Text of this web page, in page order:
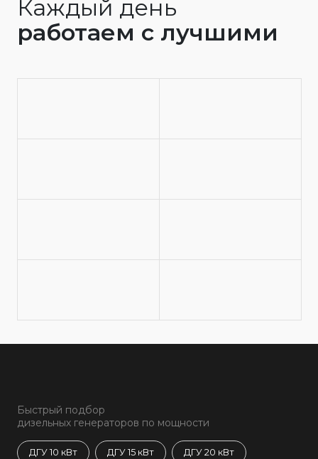
Каждый день
работаем с лучшими
Быстрый подбор
дизельных генераторов по мощности
ДГУ 10 кВт ДГУ 15 кВт ДГУ 20 кВт